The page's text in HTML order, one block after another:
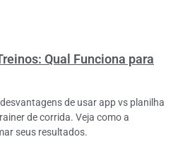
Qual Funciona para
de usar app vs planilha
de corrida. Veja como a
seus resultados.